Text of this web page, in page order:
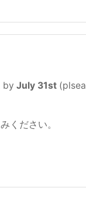
by July 31st
ください。